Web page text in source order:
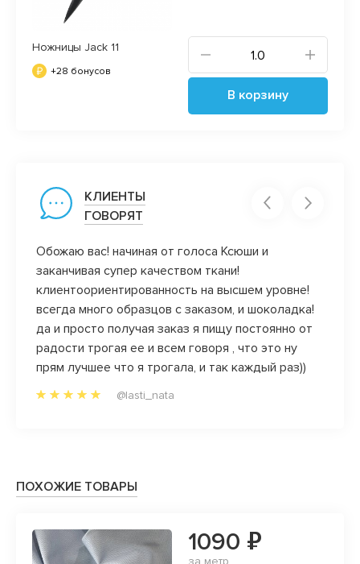
Ножницы Jack 11
+28 бонусов
В корзину
КЛИЕНТЫ
ГОВОРЯТ
Обожаю вас! начиная от голоса Ксюши и
заканчивая супер качеством ткани!
клиентоориентированность на высшем уровне!
всегда много образцов с заказом, и шоколадка!
да и просто получая заказ я пищу постоянно от
радости трогая ее и всем говоря , что это ну
прям лучшее что я трогала, и так каждый раз))
@lasti_nata
ПОХОЖИЕ ТОВАРЫ
1090 ₽
за метр